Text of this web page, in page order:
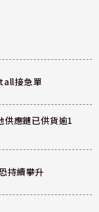
接急單
應鏈已供貨逾1
持續攀升